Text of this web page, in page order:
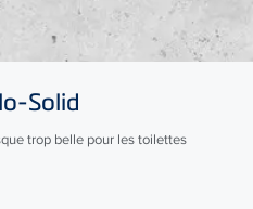
Solid
trop belle pour les toilettes